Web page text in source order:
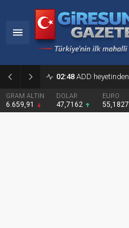
02:48 ADD heyetinden
GRAM ALTIN
6.659,91
DOLAR
47,7162
EURO
55,1827